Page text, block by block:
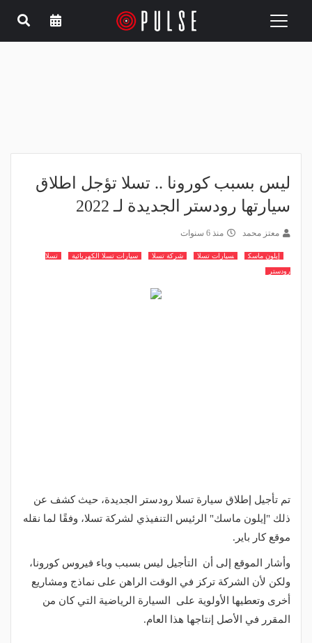
Toggle
ليس بسبب كورونا .. تسلا تؤجل اطلاق
سيارتها رودستر الجديدة لـ 2022
معتز محمد منذ 6 سنوات
إيلون ماسك سيارات تسلا شركة تسلا سيارات تسلا الكهربائية
تسلا
رودستر
تم تأجيل إطلاق سيارة تسلا رودستر الجديدة، حيث كشف عن
ذلك "إيلون ماسك" الرئيس التنفيذي لشركة تسلا، وفقًا لما نقله
موقع كار باير.
وأشار الموقع إلى أن التأجيل ليس بسبب وباء فيروس كورونا،
ولكن لأن الشركة تركز في الوقت الراهن على نماذج ومشاريع
أخرى وتعطيها الأولوية على السيارة الرياضية التي كان من
المقرر في الأصل إنتاجها هذا العام.